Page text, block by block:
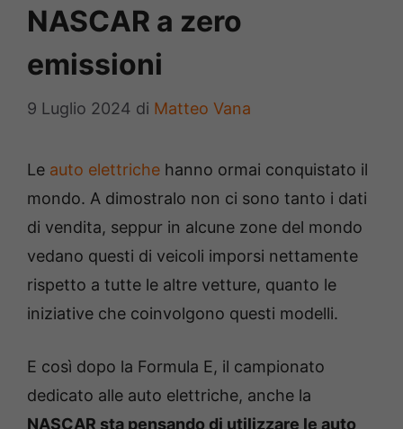
NASCAR a zero
emissioni
9 Luglio 2024 di Matteo Vana
Le auto elettriche hanno ormai conquistato il
mondo. A dimostralo non ci sono tanto i dati
di vendita, seppur in alcune zone del mondo
vedano questi di veicoli imporsi nettamente
rispetto a tutte le altre vetture, quanto le
iniziative che coinvolgono questi modelli.
E così dopo la Formula E, il campionato
dedicato alle auto elettriche, anche la
NASCAR sta pensando di utilizzare le auto